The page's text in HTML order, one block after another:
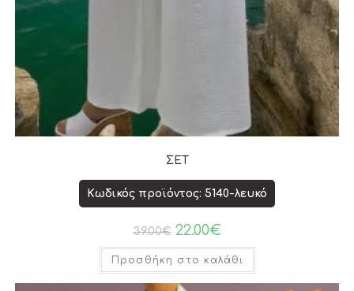
ΣΕΤ
Κωδικός προϊόντος: 5140-λευκό
39.00€ 22.00€
Προσθήκη στο καλάθι